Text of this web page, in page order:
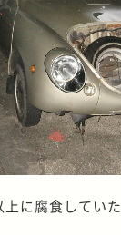
に腐食していた